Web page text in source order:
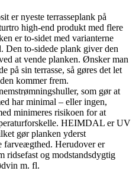
er nyeste terrasseplank på
high-end produkt med flere
er to-sidet med varianterne
to-sidede plank giver den
at vende planken. Ønsker man
på sin terrasse, så gøres det let
kommer frem.
som gør at
har minimal – eller ingen,
minimeres risikoen for at
HEIMDAL er UV
gør planken yderst
farveægthed. Herudover er
ridsefast og modstandsdygtig
m. fl.